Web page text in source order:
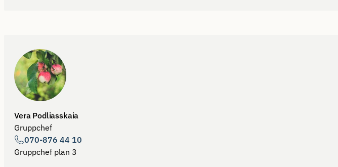
Vera Podliasskaia
Gruppchef
070-876 44 10
Gruppchef plan 3